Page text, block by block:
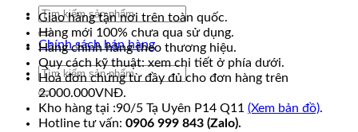
Tìm
kiếm:
Chính sách bán hàng
Tìm
kiếm:
Giao hàng tận nơi trên toàn quốc.
Hàng mới 100% chưa qua sử dụng.
Hàng chính hãng theo thương hiệu.
Quy cách kỹ thuật: xem chi tiết ở phía dưới.
Hoá đơn chứng từ đầy đủ cho đơn hàng trên
2.000.000VNĐ.
Kho hàng tại :90/5 Tạ Uyên P14 Q11 (Xem bản đồ).
Hotline tư vấn: 0906 999 843 (Zalo).